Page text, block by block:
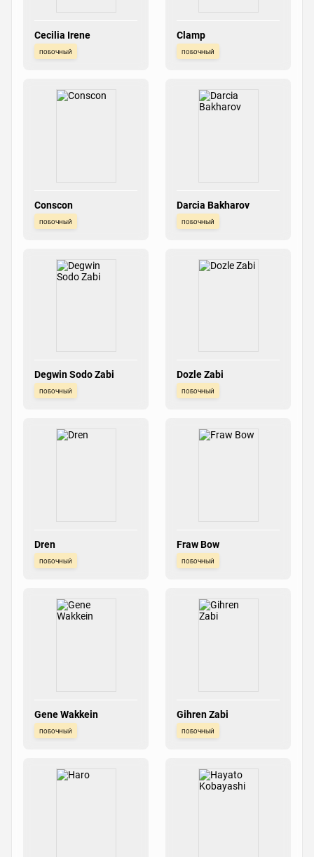
Cecilia Irene
побочный
Clamp
побочный
Conscon
побочный
Darcia Bakharov
побочный
Degwin Sodo Zabi
побочный
Dozle Zabi
побочный
Dren
побочный
Fraw Bow
побочный
Gene Wakkein
побочный
Gihren Zabi
побочный